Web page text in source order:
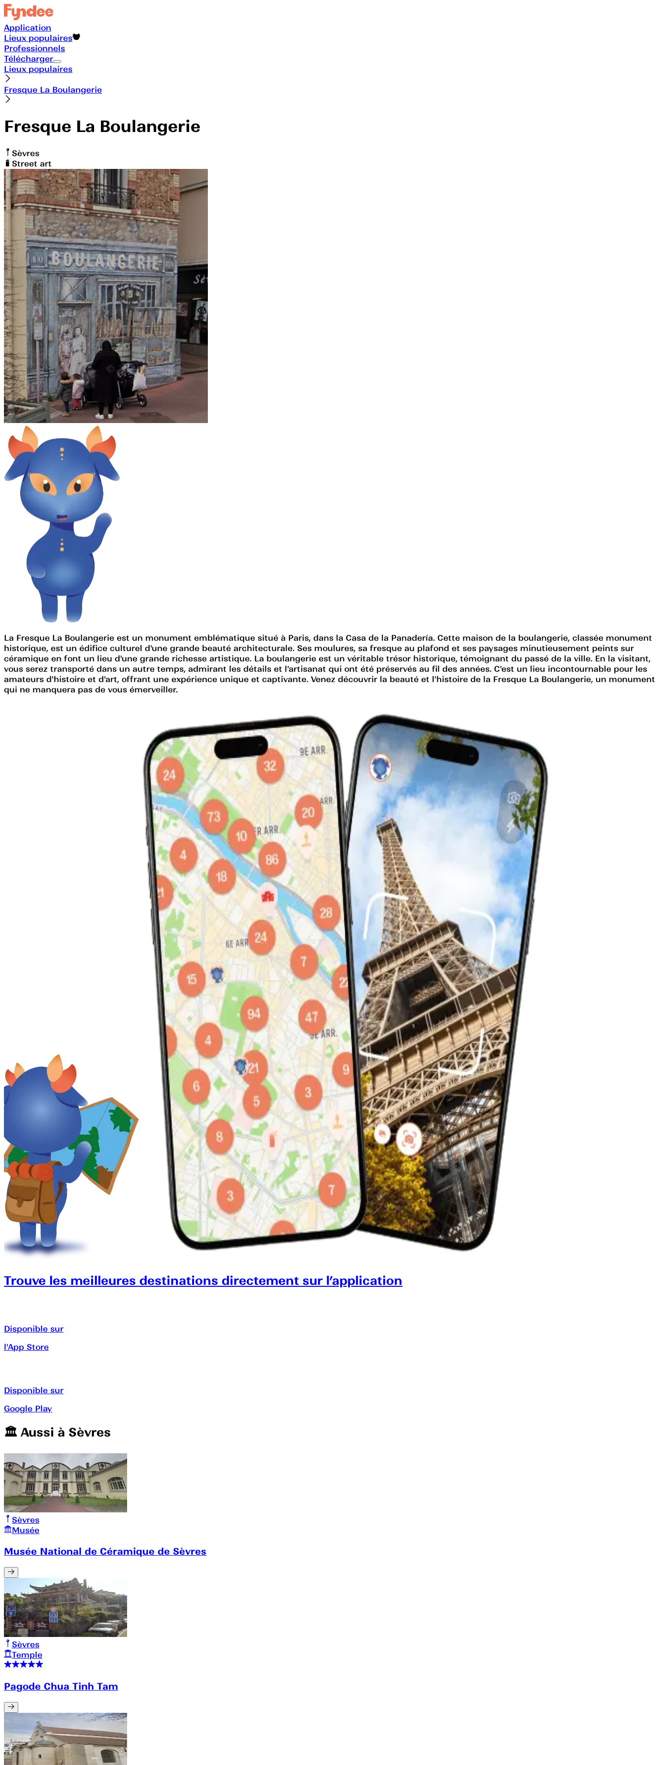
Application
Lieux populaires
Professionnels
Télécharger
Lieux populaires
Fresque La Boulangerie
Fresque La Boulangerie
Sèvres
Street art
La Fresque La Boulangerie est un monument emblématique situé à Paris, dans la Casa de la Panadería. Cette maison de la boulangerie, classée monument
historique, est un édifice culturel d'une grande beauté architecturale. Ses moulures, sa fresque au plafond et ses paysages minutieusement peints sur
céramique en font un lieu d'une grande richesse artistique. La boulangerie est un véritable trésor historique, témoignant du passé de la ville. En la visitant,
vous serez transporté dans un autre temps, admirant les détails et l'artisanat qui ont été préservés au fil des années. C'est un lieu incontournable pour les
amateurs d'histoire et d'art, offrant une expérience unique et captivante. Venez découvrir la beauté et l'histoire de la Fresque La Boulangerie, un monument
qui ne manquera pas de vous émerveiller.
Trouve les meilleures destinations directement sur l’application
Disponible sur
l'App Store
Disponible sur
Google Play
🏛️️ Aussi à Sèvres
Sèvres
Musée
Musée National de Céramique de Sèvres
Sèvres
Temple
Pagode Chua Tinh Tam